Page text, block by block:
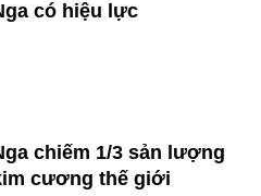
có hiệu lực
chiếm 1/3 sản lượng
cương thế giới